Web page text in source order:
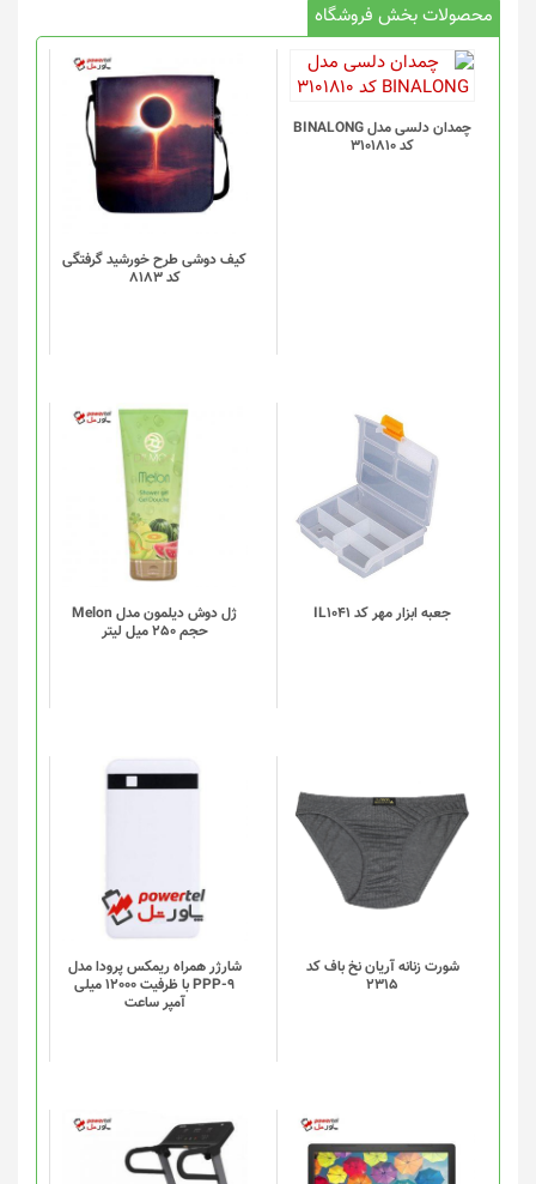
محصولات بخش فروشگاه
چمدان دلسی مدل BINALONG
کد 3101810
کیف دوشی طرح خورشید گرفتگی
کد 8183
جعبه ابزار مهر کد IL1041
این
محصول
دارای
انواع
مختلفی
می
گزینه
انتخاب
شوند
ژل دوش دیلمون مدل Melon
حجم 250 میل لیتر
شورت زنانه آریان نخ باف کد
2315
این
محصول
دارای
انواع
مختلفی
می
گزینه
ها
محصول
انتخاب
شوند
شارژر همراه ریمکس پرودا مدل
PPP-9 با ظرفیت 12000 میلی
آمپر ساعت